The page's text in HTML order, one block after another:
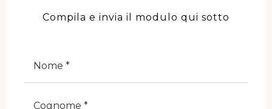
Compila e invia il modulo qui sotto